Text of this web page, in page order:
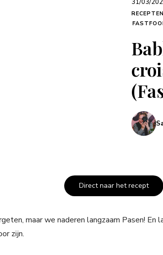
31/03/
RECEPTEN
Direct naar het recept
maar we naderen langzaam Pasen! En
zijn.